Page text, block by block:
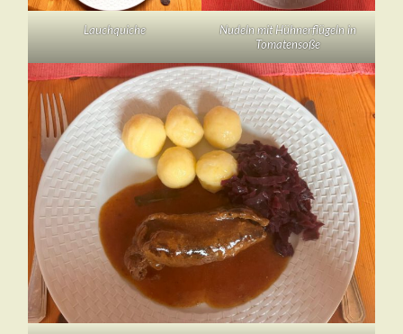
Lauchquiche
Nudeln mit Hühnerflügeln in
Tomatensoße